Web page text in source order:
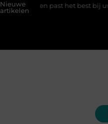
Nieuwe
artikelen
past het best bij uw situatie?